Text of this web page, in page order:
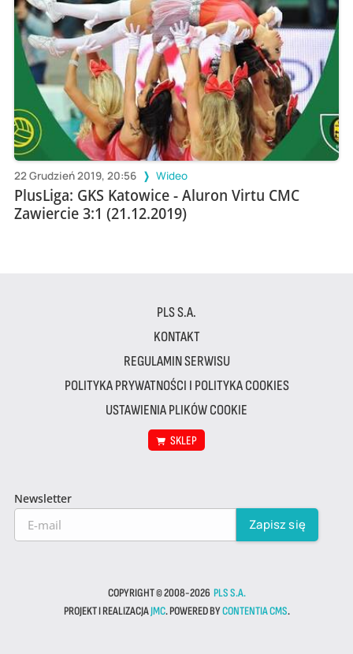
22 Grudzień 2019, 20:56 Wideo
PlusLiga: GKS Katowice - Aluron Virtu CMC
Zawiercie 3:1 (21.12.2019)
PLS S.A.
KONTAKT
REGULAMIN SERWISU
POLITYKA PRYWATNOŚCI I POLITYKA COOKIES
USTAWIENIA PLIKÓW COOKIE
SKLEP
Newsletter
COPYRIGHT © 2008-2026 PLS S.A.
PROJEKT I REALIZACJAJMC. POWERED BYCONTENTIA CMS.